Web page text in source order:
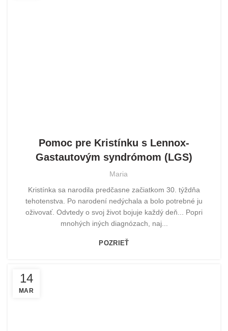
Pomoc pre Kristínku s Lennox-
Gastautovým syndrómom (LGS)
Maria
Kristínka sa narodila predčasne začiatkom 30. týždňa
tehotenstva. Po narodení nedýchala a bolo potrebné ju
oživovať. Odvtedy o svoj život bojuje každý deň... Popri
mnohých iných diagnózach, naj...
POZRIEŤ
14
MAR